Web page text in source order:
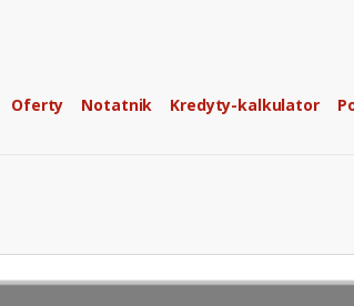
Oferty Notatnik Kredyty-kalkulator